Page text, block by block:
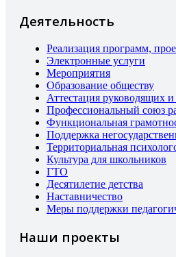
Деятельность
Реализация программ,
Электронные услуги
Мероприятия
Образование обществу
Аттестация руководящих
Профессиональный союз
Функциональная
Поддержка
Территориальная
Культура для школьников
ГТО
Десятилетие детства
Наставничество
Меры поддержки
Наши проекты